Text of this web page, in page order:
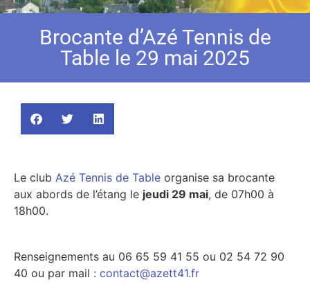
Brocante d’Azé Tennis de
Table le 29 mai 2025
Le club Azé Tennis de Table organise sa brocante
aux abords de l’étang le jeudi 29 mai, de 07h00 à
18h00.
Renseignements au 06 65 59 41 55 ou 02 54 72 90
40 ou par mail : contact@azett41.fr